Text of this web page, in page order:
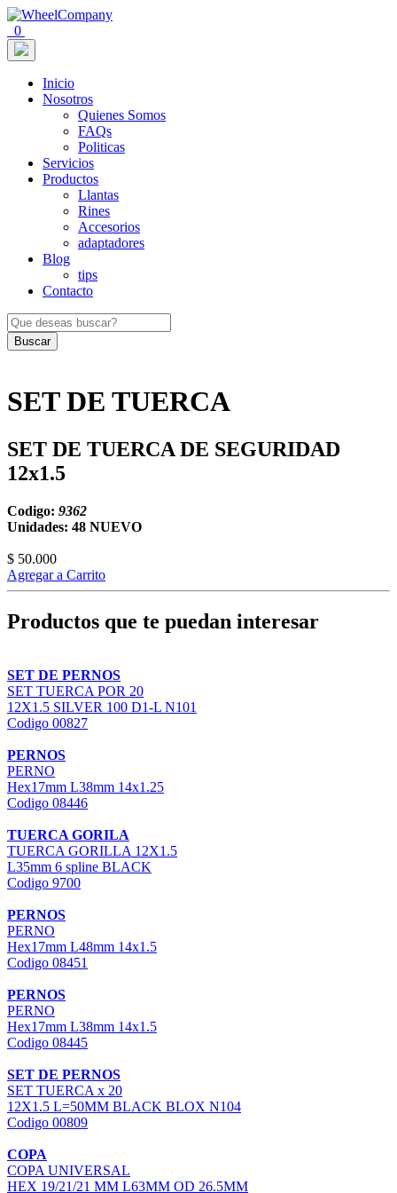
0
Inicio
Nosotros
Quienes Somos
FAQs
Politicas
Servicios
Productos
Llantas
Rines
Accesorios
adaptadores
Blog
tips
Contacto
Buscar
SET DE TUERCA
SET DE TUERCA DE SEGURIDAD
12x1.5
Codigo: 9362
Unidades: 48 NUEVO
$ 50.000
Agregar a Carrito
Productos que te puedan interesar
SET DE PERNOS
SET TUERCA POR 20
12X1.5 SILVER 100 D1-L N101
Codigo 00827
PERNOS
PERNO
Hex17mm L38mm 14x1.25
Codigo 08446
TUERCA GORILA
TUERCA GORILLA 12X1.5
L35mm 6 spline BLACK
Codigo 9700
PERNOS
PERNO
Hex17mm L48mm 14x1.5
Codigo 08451
PERNOS
PERNO
Hex17mm L38mm 14x1.5
Codigo 08445
SET DE PERNOS
SET TUERCA x 20
12X1.5 L=50MM BLACK BLOX N104
Codigo 00809
COPA
COPA UNIVERSAL
HEX 19/21/21 MM L63MM OD 26.5MM